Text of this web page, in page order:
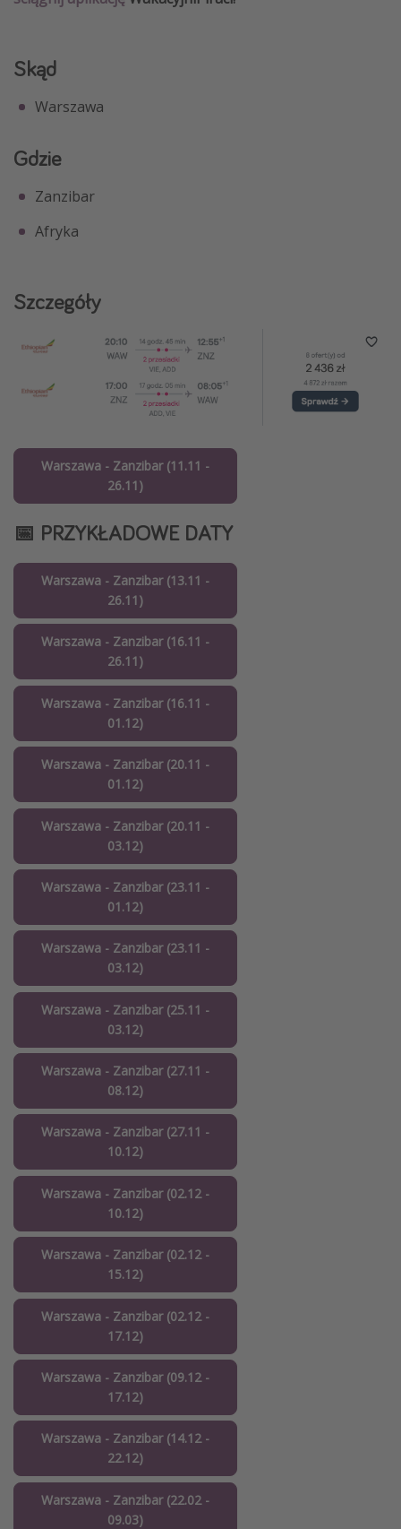
Skąd
Warszawa
Gdzie
Zanzibar
Afryka
Szczegóły
Warszawa - Zanzibar (11.11 -
26.11)
📅 PRZYKŁADOWE DATY
Warszawa - Zanzibar (13.11 -
26.11)
Warszawa - Zanzibar (16.11 -
26.11)
Warszawa - Zanzibar (16.11 -
01.12)
Warszawa - Zanzibar (20.11 -
01.12)
Warszawa - Zanzibar (20.11 -
03.12)
Warszawa - Zanzibar (23.11 -
01.12)
Warszawa - Zanzibar (23.11 -
03.12)
Warszawa - Zanzibar (25.11 -
03.12)
Warszawa - Zanzibar (27.11 -
08.12)
Warszawa - Zanzibar (27.11 -
10.12)
Warszawa - Zanzibar (02.12 -
10.12)
Warszawa - Zanzibar (02.12 -
15.12)
Warszawa - Zanzibar (02.12 -
17.12)
Warszawa - Zanzibar (09.12 -
17.12)
Warszawa - Zanzibar (14.12 -
22.12)
Warszawa - Zanzibar (22.02 -
09.03)